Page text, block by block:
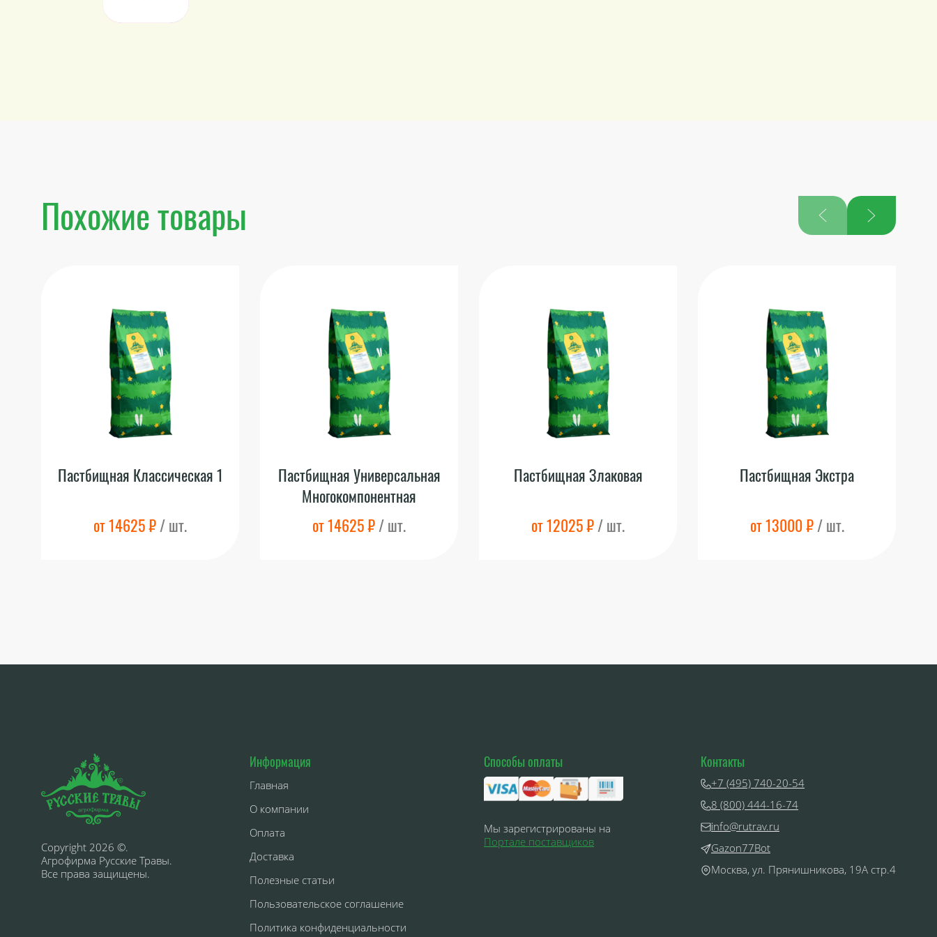
Похожие товары
Пастбищная Классическая 1
от 14625 ₽/ шт.
Пастбищная Универсальная
Многокомпонентная
от 14625 ₽/ шт.
Пастбищная Злаковая
от 12025 ₽/ шт.
Пастбищная Экстра
от 13000 ₽/ шт.
Copyright 2026 ©.
Агрофирма Русские Травы.
Все права защищены.
Информация
Главная
О компании
Оплата
Доставка
Полезные статьи
Пользовательское соглашение
Политика конфиденциальности
Способы оплаты
Мы зарегистрированы на
Портале поставщиков
Контакты
+7 (495) 740-20-54
8 (800) 444-16-74
info@rutrav.ru
Gazon77Bot
Москва, ул. Прянишникова, 19А стр.4